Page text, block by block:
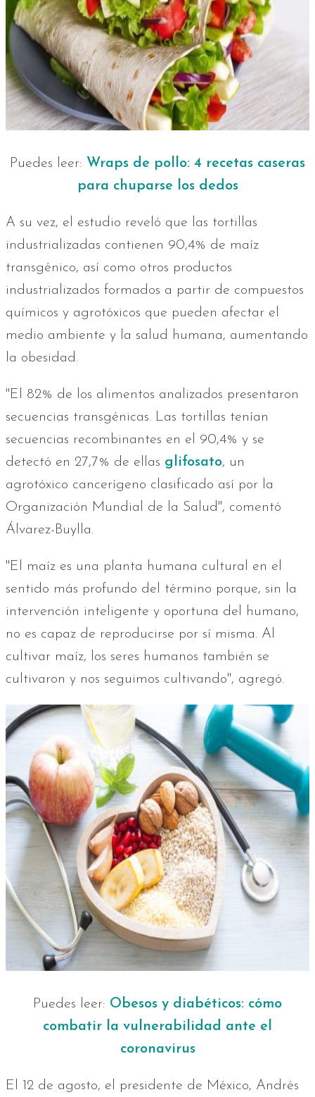
Puedes leer: Wraps de pollo: 4 recetas caseras
para chuparse los dedos
A su vez, el estudio reveló que las tortillas
industrializadas contienen 90,4% de maíz
transgénico, así como otros productos
industrializados formados a partir de compuestos
químicos y agrotóxicos que pueden afectar el
medio ambiente y la salud humana, aumentando
la obesidad.
"El 82% de los alimentos analizados presentaron
secuencias transgénicas. Las tortillas tenían
secuencias recombinantes en el 90,4% y se
detectó en 27,7% de ellas glifosato, un
agrotóxico cancerígeno clasificado así por la
Organización Mundial de la Salud", comentó
Álvarez-Buylla.
"El maíz es una planta humana cultural en el
sentido más profundo del término porque, sin la
intervención inteligente y oportuna del humano,
no es capaz de reproducirse por sí misma. Al
cultivar maíz, los seres humanos también se
cultivaron y nos seguimos cultivando", agregó.
Puedes leer: Obesos y diabéticos: cómo
combatir la vulnerabilidad ante el
coronavirus
El 12 de agosto, el presidente de México, Andrés